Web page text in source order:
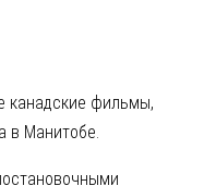
канадские фильмы,
в Манитобе.